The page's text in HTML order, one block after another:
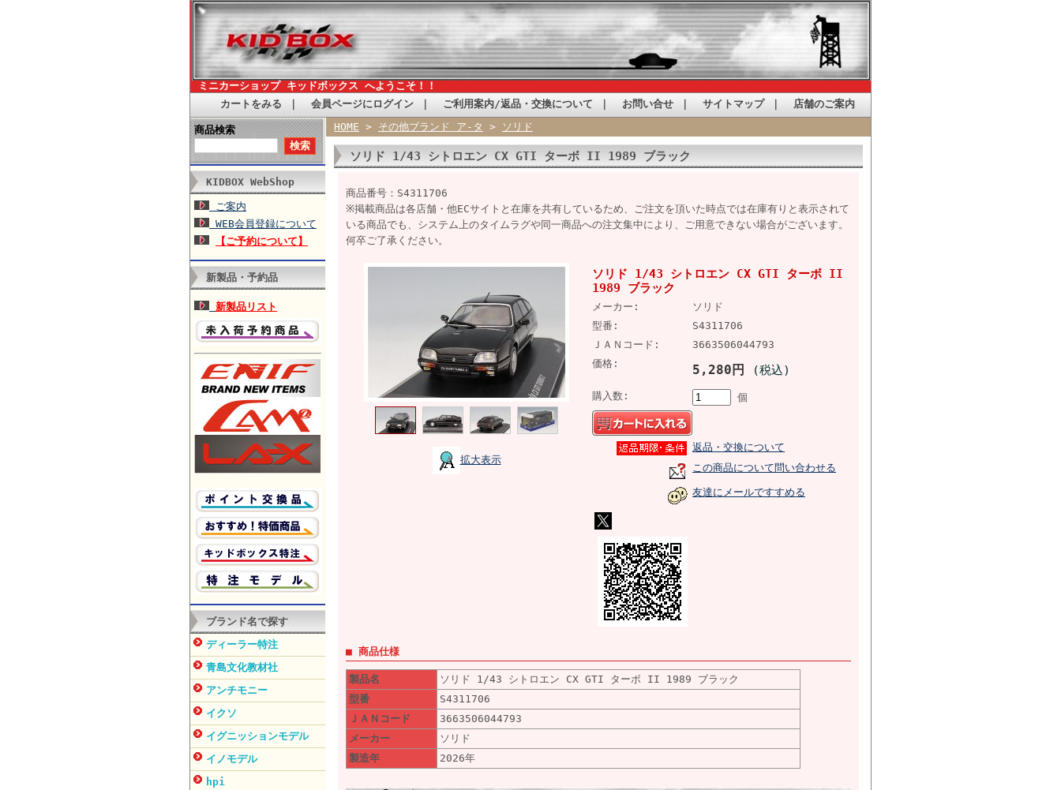
ミニカーショップ キッドボックス へようこそ！！
カートをみる
会員ページにログイン ご利用案内/返品・交換について お問い合せ サイトマップ｜ 店舗のご案内
商品検索
KIDBOX WebShop
ご案内
WEB会員登録について
【ご予約について】
新製品・予約品
新製品リスト
ブランド名で探す
ディーラー特注
青島文化教材社
アンチモニー
イクソ
イグニッションモデル
イノモデル
hpi
HOME > その他ブランド ア-タ > ソリド
ソリド 1/43 シトロエン CX GTI ターボ II 1989 ブラック
商品番号：S4311706
※掲載商品は各店舗・他ECサイトと在庫を共有しているため、ご注文を頂いた時点では在庫有りと表示されて
いる商品でも、システム上のタイムラグや同一商品への注文集中により、ご用意できない場合がございます。
何卒ご了承ください。
拡大表示
ソリド 1/43 シトロエン CX GTI ターボ II
1989 ブラック
メーカー:
ソリド
型番:
S4311706
ＪＡＮコード:
3663506044793
価格:
5,280円 (税込)
購入数: 個
返品・交換について
この商品について問い合わせる
友達にメールですすめる
■ 商品仕様
製品名
ソリド 1/43 シトロエン CX GTI ターボ II 1989 ブラック
型番
S4311706
ＪＡＮコード
3663506044793
メーカー
ソリド
製造年
2026年